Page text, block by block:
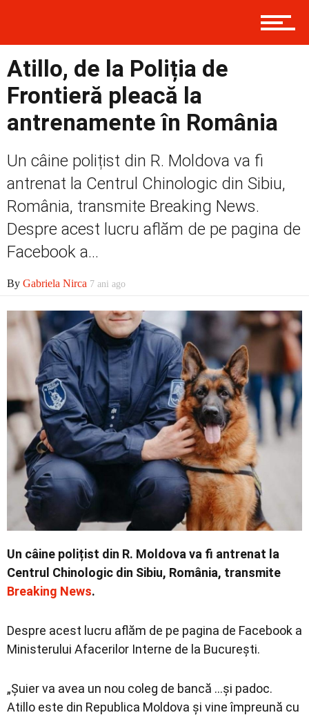
Prima
Social
Economic
Contact
Atillo, de la Poliția de
Frontieră pleacă la
antrenamente în România
Un câine polițist din R. Moldova va fi
antrenat la Centrul Chinologic din Sibiu,
România, transmite Breaking News.
Despre acest lucru aflăm de pe pagina de
Facebook a...
By Gabriela Nirca 7 ani ago
Un câine polițist din R. Moldova va fi antrenat la
Centrul Chinologic din Sibiu, România, transmite
Breaking News.
Despre acest lucru aflăm de pe pagina de Facebook a
Ministerului Afacerilor Interne de la București.
„Șuier va avea un nou coleg de bancă …și padoc.
Atillo este din Republica Moldova și vine împreună cu